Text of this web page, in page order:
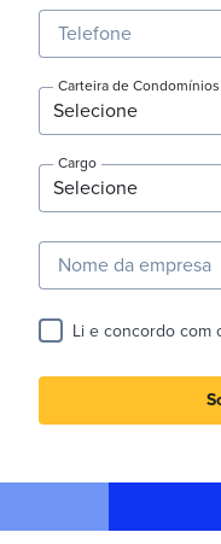
Telefone
Carteira de Condomínios
Cargo
Nome da empresa
Li e concordo com